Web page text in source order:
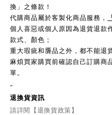
換」之條款！
代購商品屬於客製化商品服務，
個人喜惡或個人原因為退貨退款
款式、顏色；
重大瑕疵和贗品之外，都不能退
麻煩買家購買前確認自己訂購商
單。
-
退換貨資訊
請詳閱【退換貨政策】